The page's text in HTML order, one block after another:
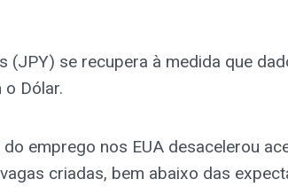
(JPY) se recupera à medida que
o Dólar.
emprego nos EUA desacelerou
criadas, bem abaixo das